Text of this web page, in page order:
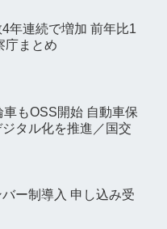
年連続で増加 前年比1
庁まとめ
もOSS開始 自動車保
タル化を推進／国交
ー制導入 申し込み受